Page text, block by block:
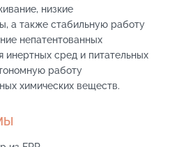
низкие
а также стабильную работу
непатентованных
инертных сред и питательных
работу
химических веществ.